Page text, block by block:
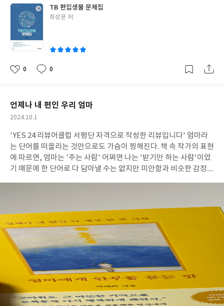
후 처음으로 풀기 좋은 편입생물 문제집이라고 생각합니다.
TB 편입생물 문제집
글
최성윤 저
좋
0
댓
0
작
언제나 내 편인 우리 엄마
작
일
2024.10.1
'YES 24 리뷰어클럽 서평단 자격으로 작성한 리뷰입니다' 엄마라
는 단어를 떠올리는 것만으로도 가슴이 찡해진다. 책 속 작가의 표현
에 따르면, 엄마는 '주는 사람' 어쩌면 나는 '받기만 하는 사람'이었
기 때문에 한 단어로 다 담아낼 수는 없지만 미안함과 비슷한 감정들
이라는 것을 엄마를 통해 배운다." 엄마가 삶을 사랑해서 참 다행이
라는 저자의 말을 오래도록 곱씹어보았다. 나 또한 엄마 특유의 천진
함 사랑한다. 그런 엄마라서 너무 좋다. 먼 훗날 엄마를 떠올 릴 때 천
진하고 행복한 모습으로 가득하길 바란다. "이별이 슬픈 건 더 이상
그 사람을 위해서 해줄 수 있는 일이 없기 때문이라고" 엄마를 향한
그리움이 묻어나는 저자의 진한 기억들을 읽어가면서 이기적이게
도 건강히 내 곁을 지켜주는 엄마가 너무 고맙다고 생각했다. 엄마를
위해서 해줄 수 있는 게 남아있으니까. 헤어진 연인에 대입해서 내가
겪은 아픈 이별을 생각해봤다. 늘 더 많이 주지 못한 것에 대한 후회